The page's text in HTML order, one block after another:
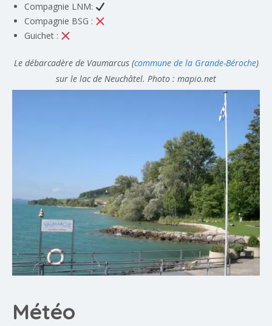
Compagnie LNM:
Compagnie BSG :
Guichet :
Le débarcadère de Vaumarcus (commune de la Grande-Béroche)
sur le lac de Neuchâtel. Photo : mapio.net
Météo